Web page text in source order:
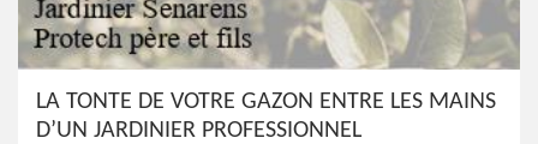
LA TONTE DE VOTRE GAZON ENTRE LES MAINS
D’UN JARDINIER PROFESSIONNEL